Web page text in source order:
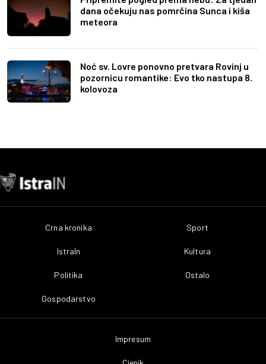
dana očekuju nas pomrčina Sunca i kiša
meteora
Noć sv. Lovre ponovno pretvara Rovinj u
pozornicu romantike: Evo tko nastupa 8.
kolovoza
Crna kronika
IstraIn
Politika
Gospodarstvo
Sport
Kultura
Ostalo
Impresum